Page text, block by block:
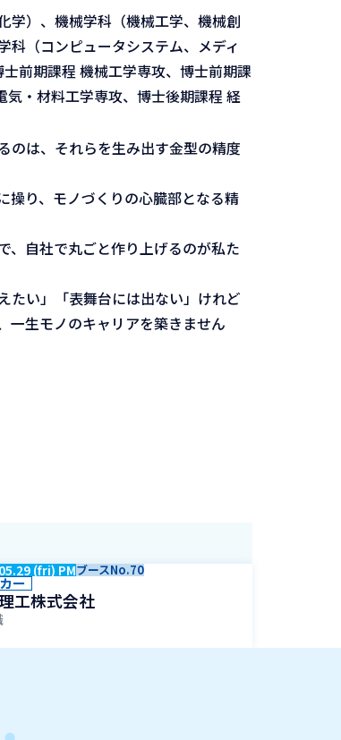
学）、機械学科（機械工学、機械創
科（コンピュータシステム、メディ
前期課程 機械工学専攻、博士前期課
・材料工学専攻、博士後期課程 経
のは、それらを生み出す金型の精度
操り、モノづくりの心臓部となる精
、自社で丸ごと作り上げるのが私た
たい」「表舞台には出ない」けれど
一生モノのキャリアを築きません
(fri) PMブースNo.70
ー
工株式会社